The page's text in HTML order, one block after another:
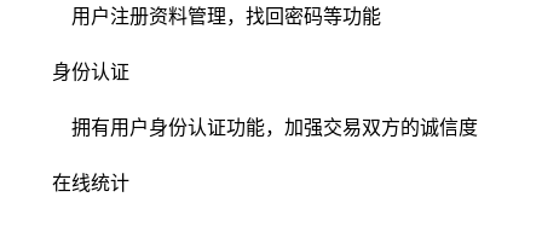
用户注册资料管理，找回密码等功能
身份认证
拥有用户身份认证功能，加强交易双方的诚信度
在线统计